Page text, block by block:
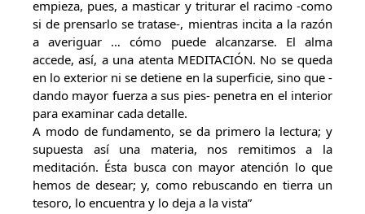
empieza, pues, a masticar y triturar el racimo -como
si de prensarlo se tratase-, mientras incita a la razón
a averiguar … cómo puede alcanzarse. El alma
accede, así, a una atenta MEDITACIÓN. No se queda
en lo exterior ni se detiene en la superficie, sino que -
dando mayor fuerza a sus pies- penetra en el interior
para examinar cada detalle.
A modo de fundamento, se da primero la lectura; y
supuesta así una materia, nos remitimos a la
meditación. Ésta busca con mayor atención lo que
hemos de desear; y, como rebuscando en tierra un
tesoro, lo encuentra y lo deja a la vista”